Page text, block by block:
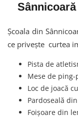
Sânnicoară
Școala din
ce privește curtea
Pista de
Mese de
Loc de joacă
Pardoseală
Foișoare din